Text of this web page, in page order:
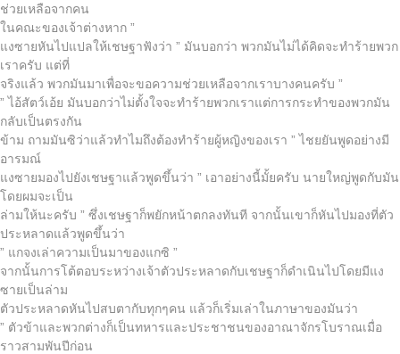
ช่วยเหลือจากคน
ในคณะของเจ้าต่างหาก ”
แงซายหันไปแปลให้เชษฐาฟังว่า ” มันบอกว่า พวกมันไม่ได้คิดจะทำร้ายพวก
เราครับ แต่ที่
จริงแล้ว พวกมันมาเพื่อจะขอความช่วยเหลือจากเราบางคนครับ ”
” ไอ้สัตว์เอ้ย มันบอกว่าไม่ตั้งใจจะทำร้ายพวกเราแต่การกระทำของพวกมัน
กลับเป็นตรงกัน
ข้าม ถามมันซิว่าแล้วทำไมถึงต้องทำร้ายผู้หญิงของเรา ” ไชยยันพูดอย่างมี
อารมณ์
แงซายมองไปยังเชษฐาแล้วพูดขึ้นว่า ” เอาอย่างนี้มั้ยครับ นายใหญ่พูดกับมัน
โดยผมจะเป็น
ล่ามให้นะครับ ” ซึ่งเชษฐาก็พยักหน้าตกลงทันที จากนั้นเขาก็หันไปมองที่ตัว
ประหลาดแล้วพูดขึ้นว่า
” แกจงเล่าความเป็นมาของแกซิ ”
จากนั้นการโต้ตอบระหว่างเจ้าตัวประหลาดกับเชษฐาก็ดำเนินไปโดยมีแง
ซายเป็นล่าม
ตัวประหลาดหันไปสบตากับทุกๆคน แล้วก็เริ่มเล่าในภาษาของมันว่า
” ตัวข้าและพวกต่างก็เป็นทหารและประชาชนของอาณาจักรโบราณเมื่อ
ราวสามพันปีก่อน